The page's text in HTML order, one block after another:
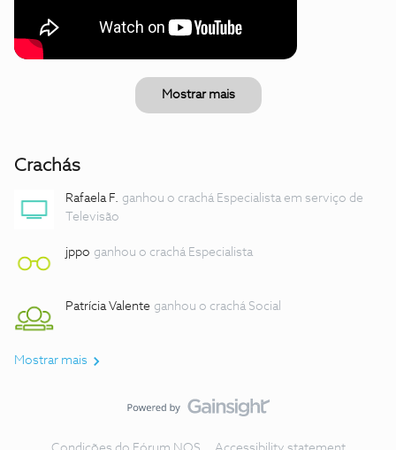
Mostrar mais
Crachás
Rafaela F. ganhou o crachá Especialista em serviço de
Televisão
jppo ganhou o crachá Especialista
Patrícia Valente ganhou o crachá Social
Mostrar mais